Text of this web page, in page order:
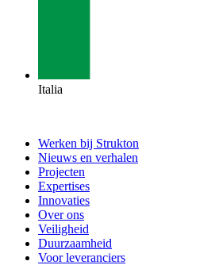
Italia
Werken bij Strukton
Nieuws en verhalen
Projecten
Expertises
Innovaties
Over ons
Veiligheid
Duurzaamheid
Voor leveranciers